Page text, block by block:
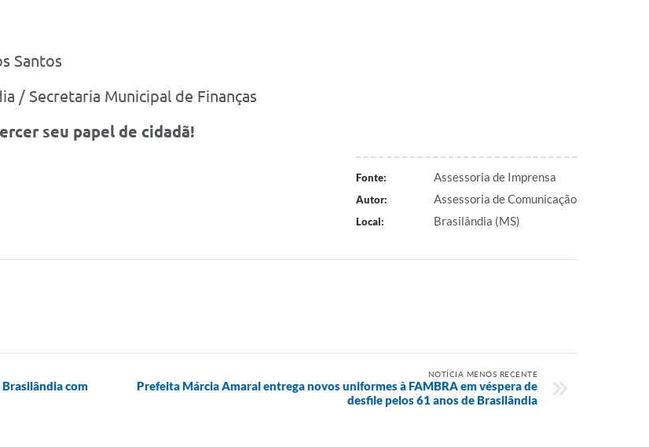
Santos
/ Secretaria Municipal de Finanças
seu papel de cidadã!
Fonte: Assessoria de Imprensa
Autor: Assessoria de Comunicação
Local: Brasilândia (MS)
com
NOTÍCIA MENOS RECENTE
Prefeita Márcia Amaral entrega novos uniformes à FAMBRA em véspera de
desfile pelos 61 anos de Brasilândia